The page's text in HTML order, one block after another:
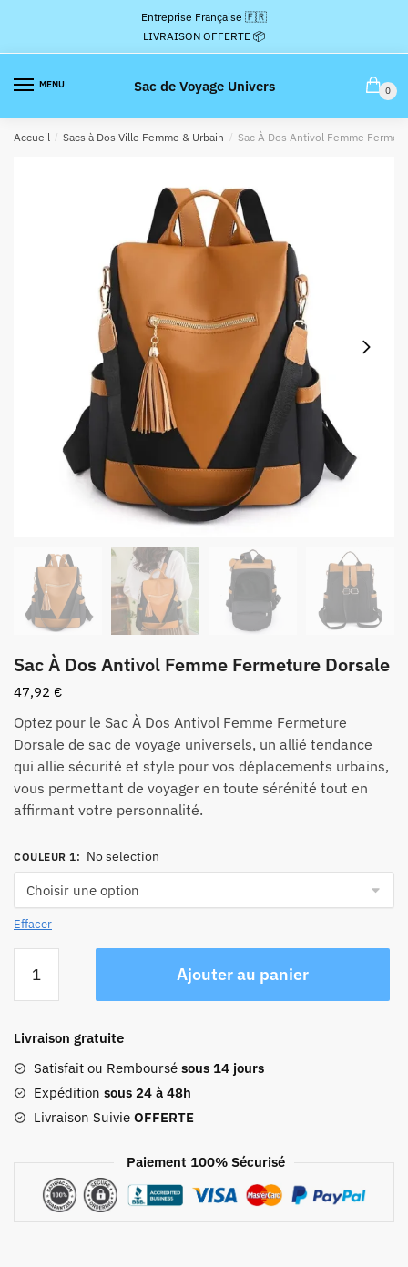
la
navigation
contenu
Entreprise Française 🇫🇷
LIVRAISON OFFERTE 📦
MENU Sac de Voyage Univers 0
Accueil / Sacs à Dos Ville Femme & Urbain / Sac À Dos Antivol Femme
Sac À Dos Antivol Femme Fermeture Dorsale
47,92 €
Optez pour le Sac À Dos Antivol Femme Fermeture
Dorsale de sac de voyage universels, un allié tendance
qui allie sécurité et style pour vos déplacements urbains,
vous permettant de voyager en toute sérénité tout en
affirmant votre personnalité.
COULEUR 1: No selection
Effacer
Sac
Dos
Antivol
Femme
Fermeture
Ajouter au panier
Livraison gratuite
Satisfait ou Remboursé sous 14 jours
Expédition sous 24 à 48h
Livraison Suivie OFFERTE
Paiement 100% Sécurisé